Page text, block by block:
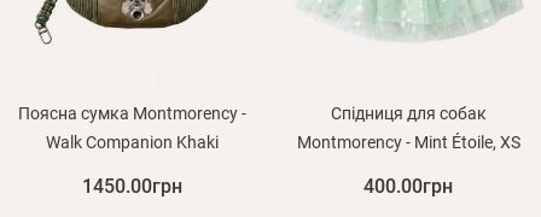
Програма лояльності
+380 (95) 095-00-05
Поясна сумка Montmorency -
Walk Companion Khaki
1450.00грн
Спідниця для собак
Montmorency - Mint Étoile, XS
400.00грн